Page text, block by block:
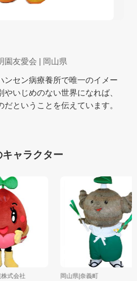
園友愛会 | 岡山県
ンセン病療養所で唯一のイメー
やいじめのない世界になれば、
ということを伝えています。
ャラクター
株式会社 岡山県|奈義町